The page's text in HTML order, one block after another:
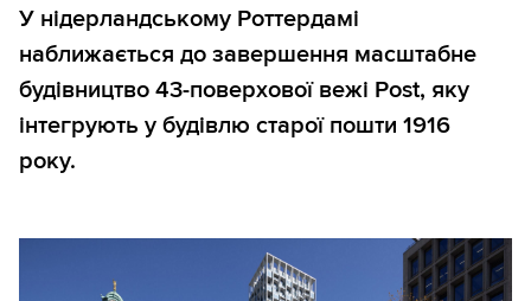
У нідерландському Роттердамі
наближається до завершення масштабне
будівництво 43-поверхової вежі Post, яку
інтегрують у будівлю старої пошти 1916
року.